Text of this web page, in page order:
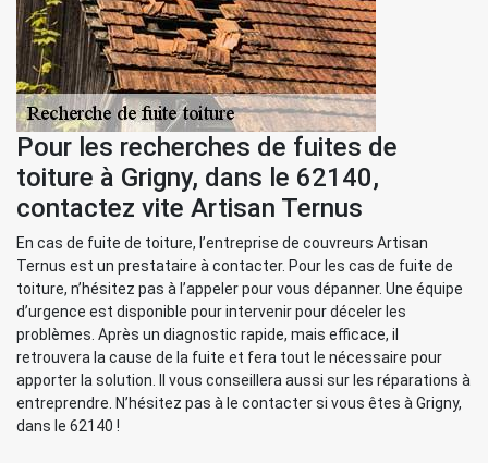
Pour les recherches de fuites de
toiture à Grigny, dans le 62140,
contactez vite Artisan Ternus
En cas de fuite de toiture, l’entreprise de couvreurs Artisan
Ternus est un prestataire à contacter. Pour les cas de fuite de
toiture, n’hésitez pas à l’appeler pour vous dépanner. Une équipe
d’urgence est disponible pour intervenir pour déceler les
problèmes. Après un diagnostic rapide, mais efficace, il
retrouvera la cause de la fuite et fera tout le nécessaire pour
apporter la solution. Il vous conseillera aussi sur les réparations à
entreprendre. N’hésitez pas à le contacter si vous êtes à Grigny,
dans le 62140 !